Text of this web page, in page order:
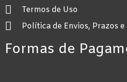
Termos de Uso
Política de Envios, Prazos
Formas de